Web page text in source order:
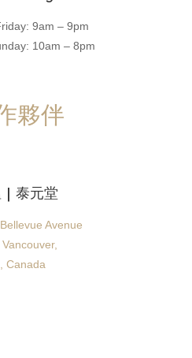
9am – 9pm
10am – 8pm
夥伴
| 泰元堂
Avenue
Canada